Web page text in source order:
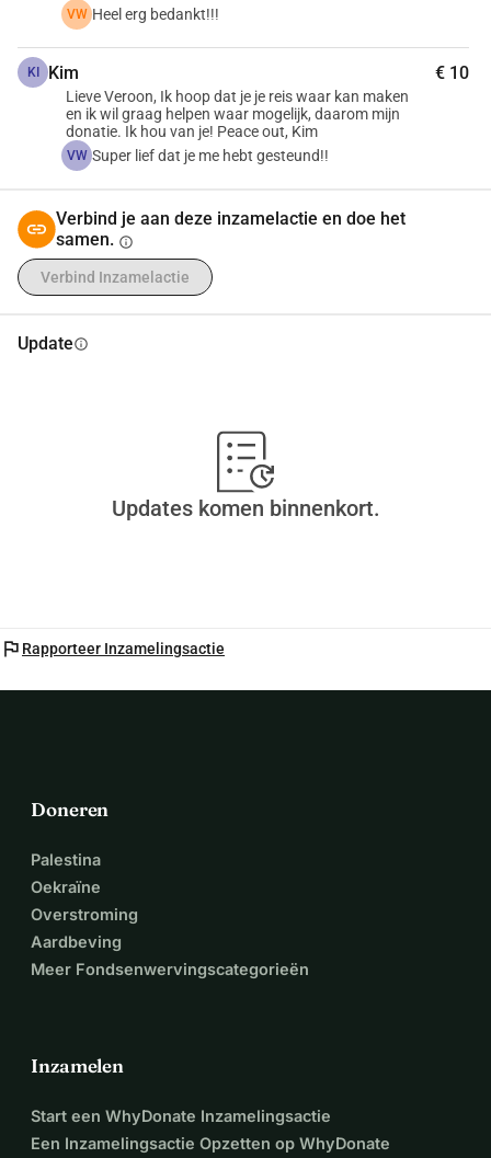
het moeilijk om het volledige bedrag bij elkaar te krijgen.
Daarom vraag ik uw hulp. Uw bijdrage, hoe klein ook,
brengt mij een stap dichter bij mijn droom. Samen kunnen
we ervoor zorgen dat ik deze onvergetelijke ervaring kan
meemaken, en daarmee mezelf verder kan ontwikkelen om
later iets moois terug te geven aan de wereld.
Helpt u mij mijn droom waar te maken?
Groetjes,
Veronica :)
VW Heel erg bedankt!!!
KI Kim € 10
Lieve Veroon, Ik hoop dat je je reis waar kan maken
en ik wil graag helpen waar mogelijk, daarom mijn
donatie. Ik hou van je! Peace out, Kim
VW Super lief dat je me hebt gesteund!!
Verbind je aan deze inzamelactie en doe het
samen. info
Verbind Inzamelactie
Updateinfo
Updates komen binnenkort.
flag Rapporteer Inzamelingsactie
Doneren
Palestina
Oekraïne
Overstroming
Aardbeving
Meer Fondsenwervingscategorieën
Inzamelen
Start een WhyDonate Inzamelingsactie
Een Inzamelingsactie Opzetten op WhyDonate